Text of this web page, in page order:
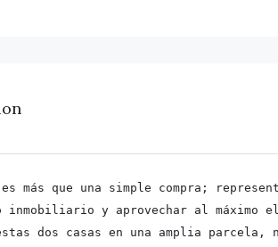
más que una simple compra;
inmobiliario y aprovechar al
dos casas en una amplia